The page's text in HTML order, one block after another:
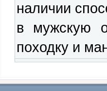
наличии
в мужскую
походку и